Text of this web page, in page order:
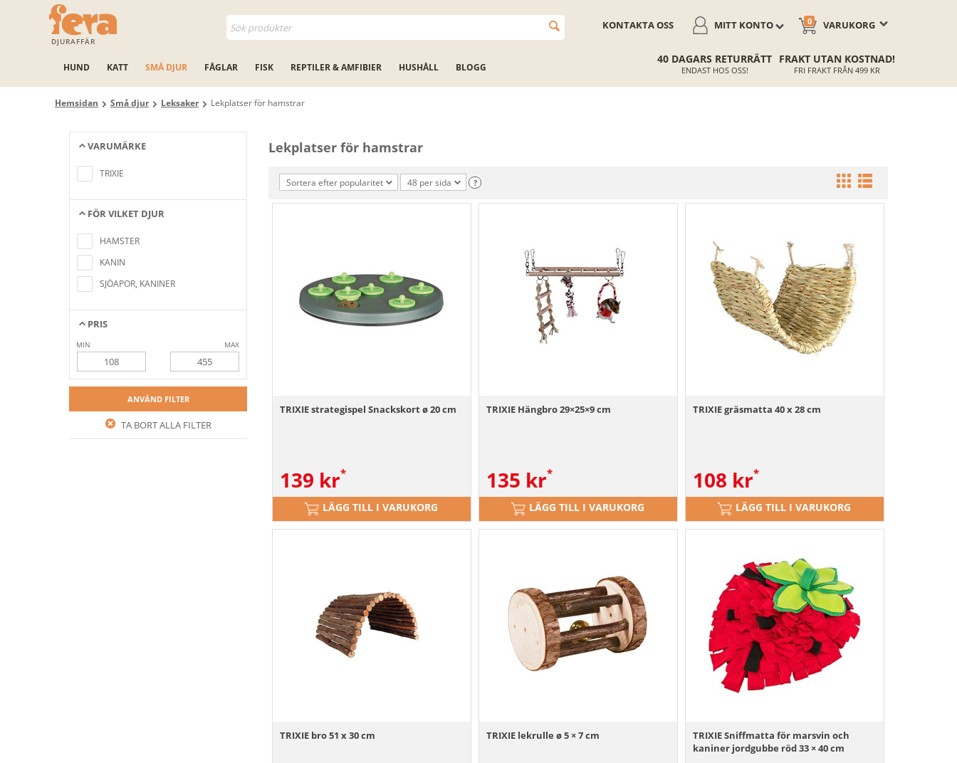
DJURAFFÄR
VARUKORG
0
MITT KONTO
KONTAKTA OSS
HUND KATT SMÅ DJUR FÅGLAR FISK REPTILER & AMFIBIER HUSHÅLL BLOGG
40 DAGARS RETURRÄTT
ENDAST HOS OSS!
FRAKT UTAN KOSTNAD!
FRI FRAKT FRÅN 499 KR
Hemsidan Små djur Leksaker Lekplatser för hamstrar
VARUMÄRKE
TRIXIE
FÖR VILKET DJUR
sökkriterierna
HAMSTER
KANIN
SJÖAPOR, KANINER
PRIS
MIN MAX
ANVÄND FILTER
TA BORT ALLA FILTER
Lekplatser för hamstrar
Sortera efter popularitet 48 per sida ?
TRIXIE strategispel Snackskort ø 20 cm
139 kr
LÄGG TILL I VARUKORG
TRIXIE Hängbro 29×25×9 cm
135 kr
LÄGG TILL I VARUKORG
TRIXIE gräsmatta 40 x 28 cm
108 kr
LÄGG TILL I VARUKORG
TRIXIE bro 51 x 30 cm TRIXIE lekrulle ø 5 × 7 cm
TRIXIE Sniffmatta för marsvin och
kaniner jordgubbe röd 33 × 40 cm